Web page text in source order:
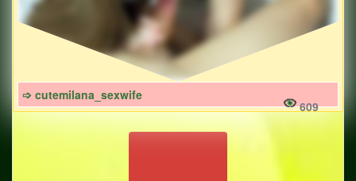
➩ cutemilana_sexwife
609